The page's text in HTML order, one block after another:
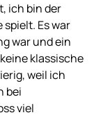
ich bin der
spielt. Es war
war und ein
klassische
weil ich
bei
viel